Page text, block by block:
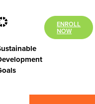
ENROLL
NOW